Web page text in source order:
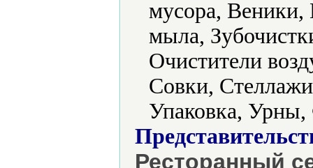
мусора, Веники,
мыла,
Очистители
Совки, Стеллажи
Упаковка,
Ресторанный